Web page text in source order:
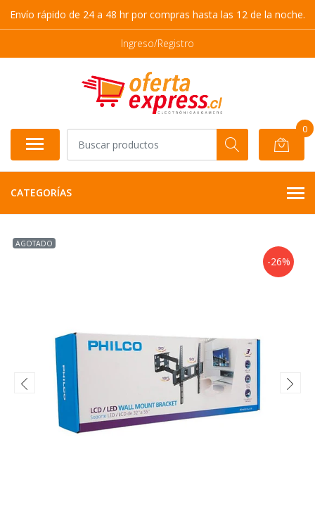
Envío rápido de 24 a 48 hr por compras hasta las 12 de la noche.
Ingreso/Registro
0
CATEGORÍAS
AGOTADO
-26%